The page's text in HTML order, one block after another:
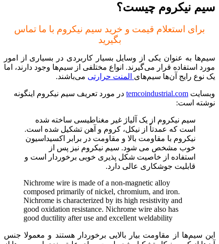
سیم نیکروم چیست؟
برای استعلام قیمت و خرید سیم نیکروم با ما تماس
بگیرید
سیم‌ها به عنوان یکی از وسایل بسیار کاربردی در بسیاری از امور
مورد استفاده قرار می‌گیرند. انواع مختلفی از سیم‌ها وجود دارند، اما
یک نوع رایج آن‌ها سیم‌های المنت حرارتی می‌باشند.
وبسایت temcoindustrial.com در مورد تعریف سیم نیکروم اینگونه
نوشته است:
سیم نیکروم از یک آلیاژ غیر مغناطیسی ساخته شده
است که عمدتاً از نیکل، کروم و آهن تشکیل شده است.
نیکروم با مقاومت بالا و مقاومت در برابر اکسیداسیون
خوب مشخص می شود. سیم نیکروم نیز پس از
استفاده از خاصیت شکل پذیری خوبی برخوردار است و
قابلیت جوشکاری عالی دارد.
Nichrome wire is made of a non-magnetic alloy
composed primarily of nickel, chromium, and iron.
Nichrome is characterized by its high resistivity and
good oxidation resistance. Nichrome wire also has
good ductility after use and excellent weldability
این سیم‌ها از مقاومت بیار بالایی برخوردار هستند و معمولا جنس